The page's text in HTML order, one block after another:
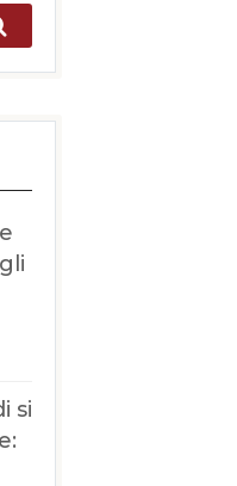
si